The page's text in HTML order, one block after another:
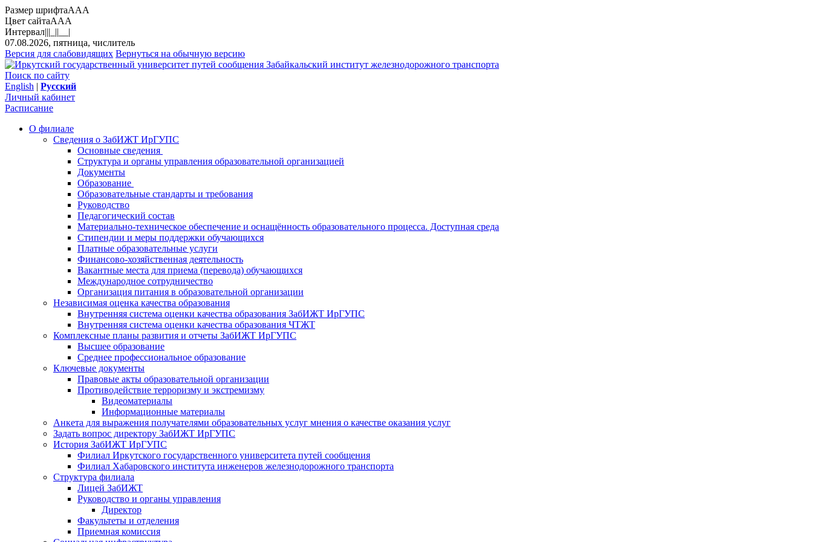
Размер шрифтаAAA
Цвет сайтаAAA
Интервал|||_||__|
07.08.2026, пятница, числитель
Версия для слабовидящих Вернуться на обычную версию
Забайкальский институт железнодорожного транспорта
Поиск по сайту
English | Русский
Личный кабинет
Расписание
О филиале
Сведения о ЗабИЖТ ИрГУПС
Основные сведения
Структура и органы управления образовательной организацией
Документы
Образование
Образовательные стандарты и требования
Руководство
Педагогический состав
Материально-техническое обеспечение и оснащённость образовательного процесса. Доступная среда
Стипендии и меры поддержки обучающихся
Платные образовательные услуги
Финансово-хозяйственная деятельность
Вакантные места для приема (перевода) обучающихся
Международное сотрудничество
Организация питания в образовательной организации
Независимая оценка качества образования
Внутренняя система оценки качества образования ЗабИЖТ ИрГУПС
Внутренняя система оценки качества образования ЧТЖТ
Комплексные планы развития и отчеты ЗабИЖТ ИрГУПС
Высшее образование
Среднее профессиональное образование
Ключевые документы
Правовые акты образовательной организации
Противодействие терроризму и экстремизму
Видеоматериалы
Информационные материалы
Анкета для выражения получателями образовательных услуг мнения о качестве оказания услуг
Задать вопрос директору ЗабИЖТ ИрГУПС
История ЗабИЖТ ИрГУПС
Филиал Иркутского государственного университета путей сообщения
Филиал Хабаровского института инженеров железнодорожного транспорта
Структура филиала
Лицей ЗабИЖТ
Руководство и органы управления
Директор
Факультеты и отделения
Приемная комиссия